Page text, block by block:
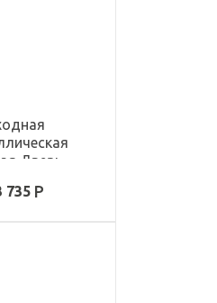
Дверь -
735